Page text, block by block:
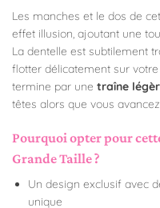
Les manches et le dos de
effet illusion, ajoutant une
La dentelle est subtilement
flotter délicatement sur
termine par une traîne
têtes alors que vous avancez
Pourquoi opter pour
Grande Taille ?
Un design exclusif avec
unique